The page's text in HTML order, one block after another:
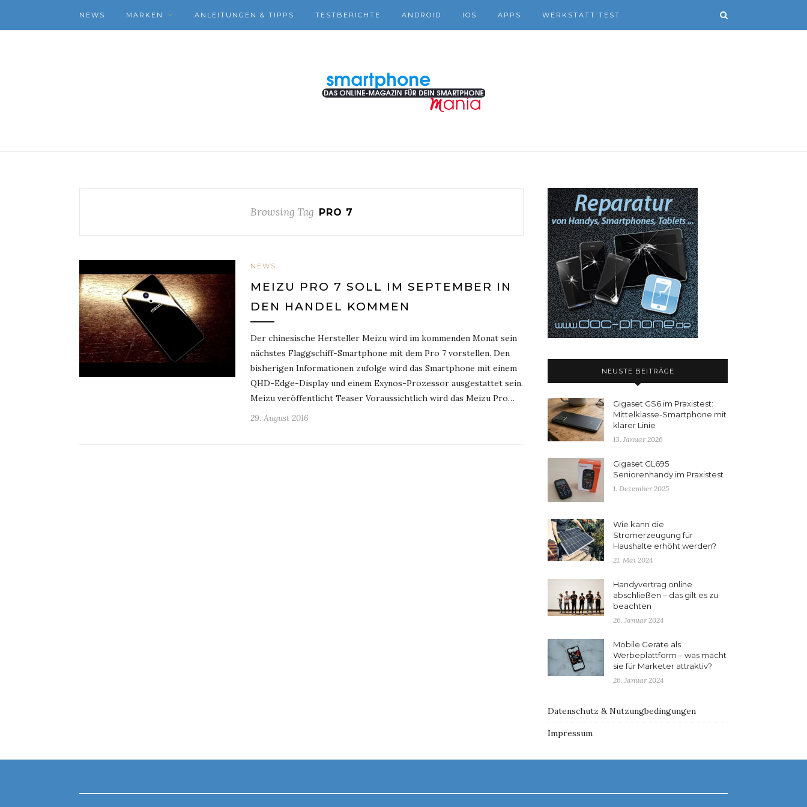
NEWS MARKEN ANLEITUNGEN & TIPPS TESTBERICHTE ANDROID IOS APPS WERKSTATT TEST
Browsing Tag PRO 7
NEWS
MEIZU PRO 7 SOLL IM SEPTEMBER IN
DEN HANDEL KOMMEN
Der chinesische Hersteller Meizu wird im kommenden Monat sein
nächstes Flaggschiff-Smartphone mit dem Pro 7 vorstellen. Den
bisherigen Informationen zufolge wird das Smartphone mit einem
QHD-Edge-Display und einem Exynos-Prozessor ausgestattet sein.
Meizu veröffentlicht Teaser Voraussichtlich wird das Meizu Pro…
29. August 2016
NEUSTE BEITRÄGE
Gigaset GS6 im Praxistest:
Mittelklasse-Smartphone mit
klarer Linie
13. Januar 2026
Gigaset GL695
Seniorenhandy im Praxistest
1. Dezember 2025
Wie kann die
Stromerzeugung für
Haushalte erhöht werden?
21. Mai 2024
Handyvertrag online
abschließen – das gilt es zu
beachten
26. Januar 2024
Mobile Geräte als
Werbeplattform – was macht
sie für Marketer attraktiv?
26. Januar 2024
Datenschutz & Nutzungbedingungen
Impressum